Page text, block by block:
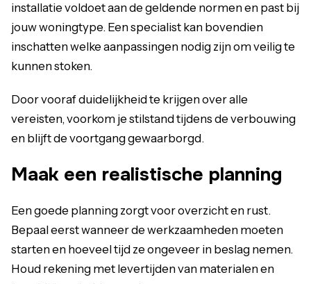
installatie voldoet aan de geldende normen en past bij
jouw woningtype. Een specialist kan bovendien
inschatten welke aanpassingen nodig zijn om veilig te
kunnen stoken.
Door vooraf duidelijkheid te krijgen over alle
vereisten, voorkom je stilstand tijdens de verbouwing
en blijft de voortgang gewaarborgd.
Maak een realistische planning
Een goede planning zorgt voor overzicht en rust.
Bepaal eerst wanneer de werkzaamheden moeten
starten en hoeveel tijd ze ongeveer in beslag nemen.
Houd rekening met levertijden van materialen en